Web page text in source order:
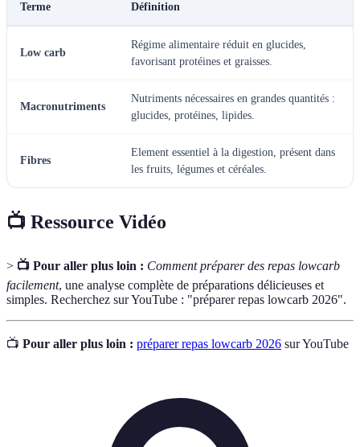
Terme Définition
Low carb
Régime alimentaire réduit en glucides,
favorisant protéines et graisses.
Macronutriments
Nutriments nécessaires en grandes quantités :
glucides, protéines, lipides.
Fibres
Element essentiel à la digestion, présent dans
les fruits, légumes et céréales.
📺 Ressource Vidéo
> 📺 Pour aller plus loin : Comment préparer des repas lowcarb
facilement, une analyse complète de préparations délicieuses et
simples. Recherchez sur YouTube : "préparer repas lowcarb 2026".
📺 Pour aller plus loin : préparer repas lowcarb 2026 sur YouTube